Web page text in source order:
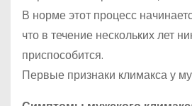
В норме этот процесс
что в течение нескольких лет
приспособится.
Первые признаки климакса у